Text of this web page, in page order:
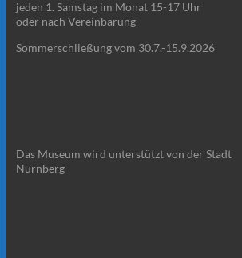
jeden 1. Samstag im Monat 15-17 Uhr
oder nach Vereinbarung
Sommerschließung vom 30.7.-15.9.2026
Das Museum wird unterstützt von der Stadt
Nürnberg